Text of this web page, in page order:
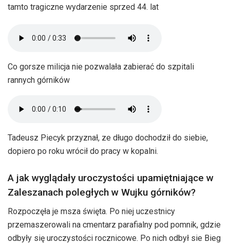
tamto tragiczne wydarzenie sprzed 44. lat
Co gorsze milicja nie pozwalała zabierać do szpitali
rannych górników
Tadeusz Piecyk przyznał, ze długo dochodził do siebie,
dopiero po roku wrócił do pracy w kopalni.
A jak wyglądały uroczystości upamiętniające w
Zaleszanach poległych w Wujku górników?
Rozpoczęła je msza święta. Po niej uczestnicy
przemaszerowali na cmentarz parafialny pod pomnik, gdzie
odbyły się uroczystości rocznicowe. Po nich odbył sie Bieg